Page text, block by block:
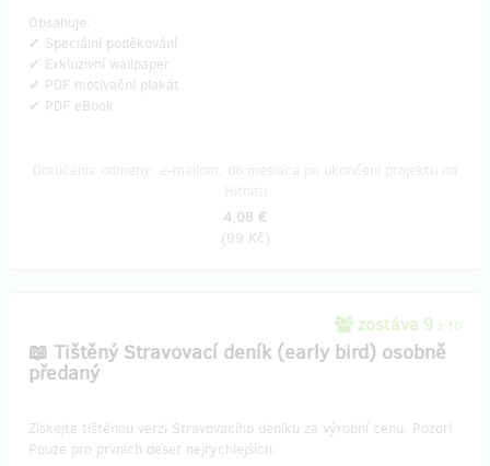
Obsahuje:
✔ Speciální poděkování
✔ Exkluzivní wallpaper
✔ PDF motivační plakát
✔ PDF eBook
4,08 €
(99 Kč)
zostáva 9 z 10
📖 Tištěný Stravovací deník (early bird) osobně
předaný
​Získejte tištěnou verzi Stravovacího deníku za výrobní cenu. Pozor!
Pouze pro prvních deset nejrychlejších.